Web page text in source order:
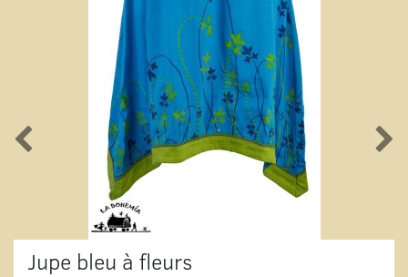
Jupe bleu à fleurs